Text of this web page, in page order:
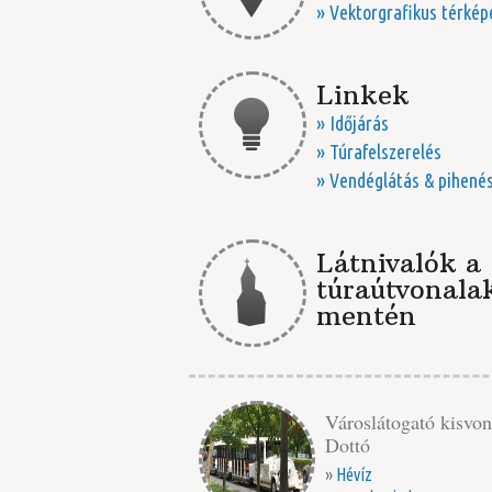
» Vektorgrafikus
Linkek
» Időjárás
» Túrafelszerelés
» Vendéglátás & pihenés
Látnivalók a
mentén
Városlátogató
Dottó
» Hévíz